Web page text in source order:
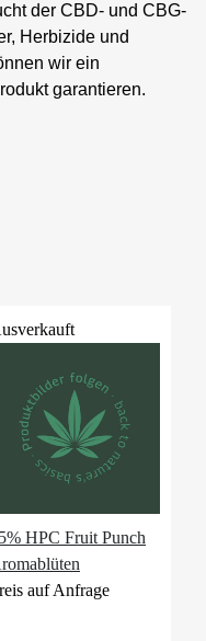
HPC Fruit Punch
auf Anfrage
der CBD- und CBG-
Herbizide und
wir ein
garantieren.